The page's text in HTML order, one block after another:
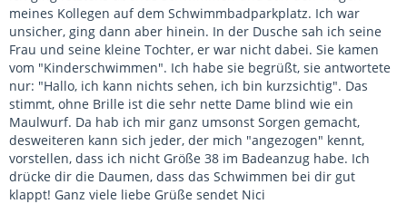
meines Kollegen auf dem Schwimmbadparkplatz. Ich war
unsicher, ging dann aber hinein. In der Dusche sah ich seine
Frau und seine kleine Tochter, er war nicht dabei. Sie kamen
vom "Kinderschwimmen". Ich habe sie begrüßt, sie antwortete
nur: "Hallo, ich kann nichts sehen, ich bin kurzsichtig". Das
stimmt, ohne Brille ist die sehr nette Dame blind wie ein
Maulwurf. Da hab ich mir ganz umsonst Sorgen gemacht,
desweiteren kann sich jeder, der mich "angezogen" kennt,
vorstellen, dass ich nicht Größe 38 im Badeanzug habe. Ich
drücke dir die Daumen, dass das Schwimmen bei dir gut
klappt! Ganz viele liebe Grüße sendet Nici